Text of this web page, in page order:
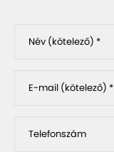
Név (kötelező) *
E-mail (kötelező) *
Telefonszám